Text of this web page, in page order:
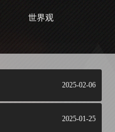
世界观
2025-02-06
2025-01-25